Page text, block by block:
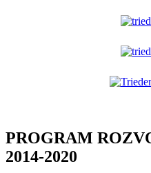
PROGRAM
2014-2020